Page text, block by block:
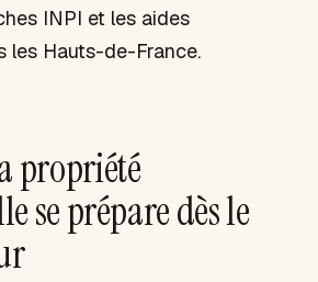
INPI et les aides
les Hauts-de-France.
propriété
se prépare dès le